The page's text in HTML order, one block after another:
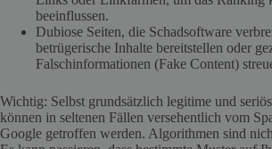
beeinflussen.
Dubiose Seiten, die Schadsoftware
betrügerische Inhalte bereitstellen oder
Falschinformationen (Fake Content)
Wichtig: Selbst grundsätzlich legitime und
können in seltenen Fällen versehentlich vom
Google getroffen werden. Algorithmen sind